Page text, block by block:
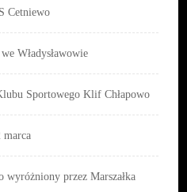
Cetniewo
Władysławowie
Sportowego Klif Chłapowo
marca
przez Marszałka